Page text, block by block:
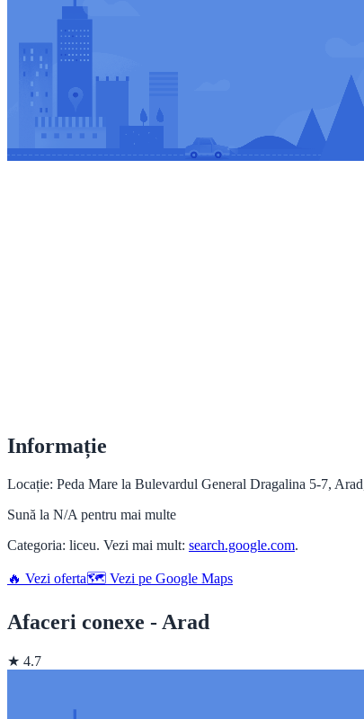
Informație
Locație: Peda Mare la Bulevardul General Dragalina 5-7,
Sună la N/A pentru mai multe
Categoria: liceu. Vezi mai mult: search.google.com.
🔥 Vezi oferta🗺️ Vezi pe Google Maps
Afaceri conexe - Arad
★ 4.7